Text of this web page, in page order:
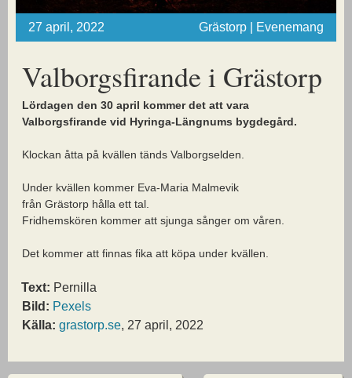
27 april, 2022 Grästorp | Evenemang
Valborgsfirande i Grästorp
Lördagen den 30 april kommer det att vara
Valborgsfirande vid Hyringa-Längnums bygdegård.
Klockan åtta på kvällen tänds Valborgselden.
Under kvällen kommer Eva-Maria Malmevik
från Grästorp hålla ett tal.
Fridhemskören kommer att sjunga sånger om våren.
Det kommer att finnas fika att köpa under kvällen.
Text: Pernilla
Bild: Pexels
Källa: grastorp.se, 27 april, 2022